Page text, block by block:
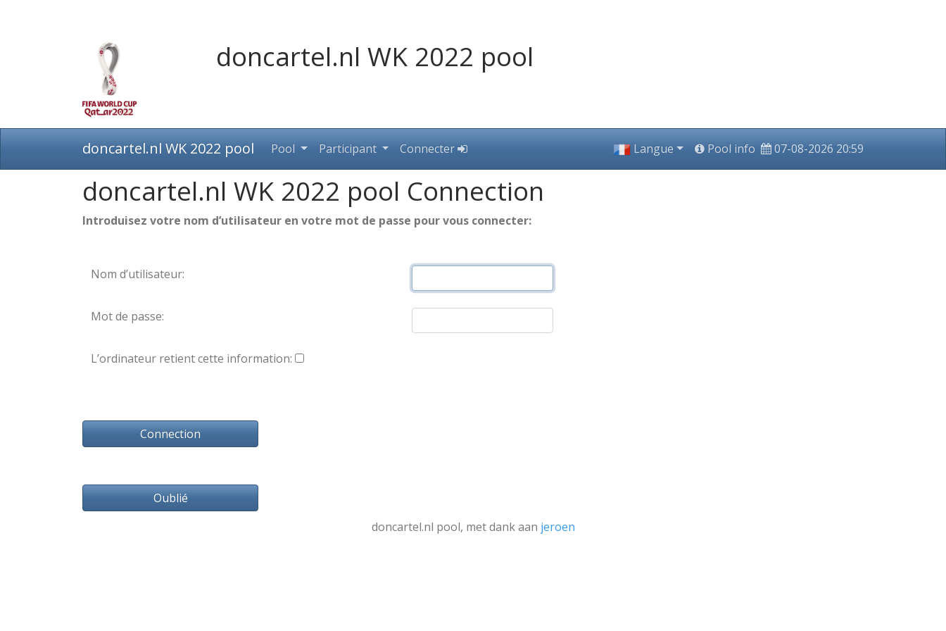
doncartel.nl WK 2022 pool
doncartel.nl WK 2022 pool Pool Participant Connecter Langue Pool info 07-08-2026 20:59
doncartel.nl WK 2022 pool Connection
Introduisez votre nom d’utilisateur en votre mot de passe pour vous connecter:
Nom d’utilisateur:
Mot de passe:
L’ordinateur retient cette information:
Oublié
doncartel.nl pool, met dank aan jeroen